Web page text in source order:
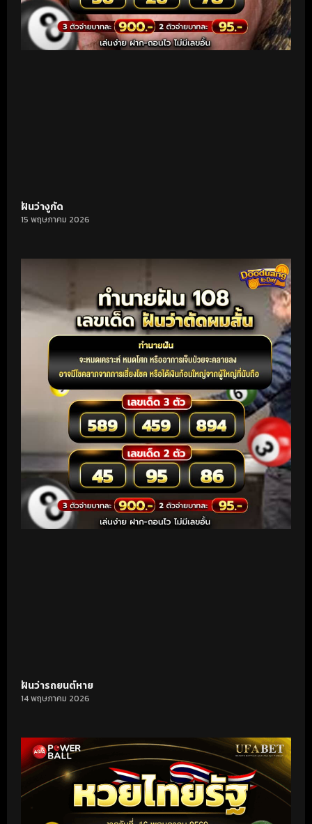
ฝันว่างูกัด
15 พฤษภาคม 2026
ฝันว่ารถยนต์หาย
14 พฤษภาคม 2026